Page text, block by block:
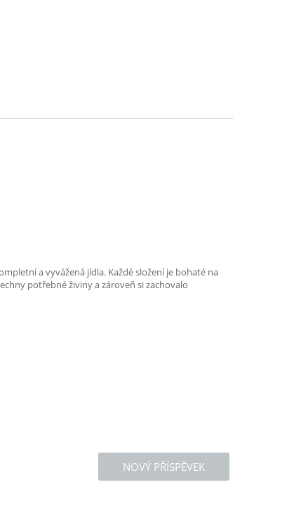
a vyvážená jídla. Každé složení je bohaté na
potřebné živiny a zároveň si zachovalo
NOVÝ PŘÍSPĚVEK